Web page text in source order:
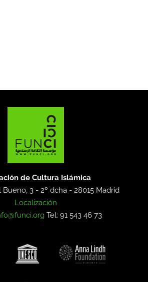
de Cultura Islámica
Bueno, 3 - 2º dcha -28015 Madrid
Localización
Tel: 91 543 46 73